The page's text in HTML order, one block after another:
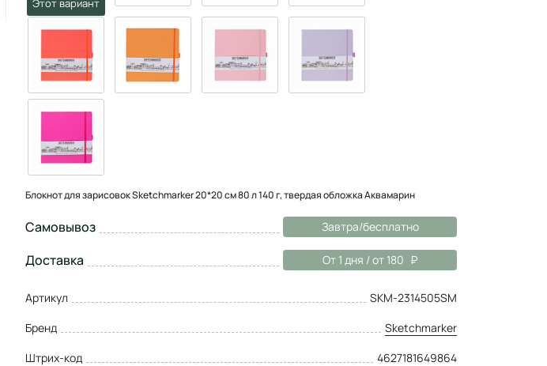
Блокнот для зарисовок Sketchmarker 20*20 cм 80 л 140 г, твердая обложка Аквамарин
Самовывоз Завтра/бесплатно
Доставка От 1 дня / от 180
Артикул
SKM-2314505SM
Бренд
Sketchmarker
Штрих-код
4627181649864